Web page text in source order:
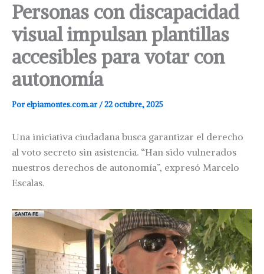
Personas con discapacidad
visual impulsan plantillas
accesibles para votar con
autonomía
Porelpiamontes.com.ar/22 octubre, 2025
Una iniciativa ciudadana busca garantizar el derecho
al voto secreto sin asistencia. “Han sido vulnerados
nuestros derechos de autonomía”, expresó Marcelo
Escalas.